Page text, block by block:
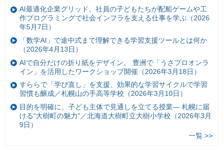
AI最適化企業グリッド、社員の子どもたちが配船ゲームや工
作プログラミングで社会インフラを支える仕事を学ぶ（2026
年5月7日）
「数学AI」で途中式まで理解できる学習支援ツールとは何か
（2026年4月13日）
AIで自分だけの折り紙をデザイン、 豊洲で「うさプロオンラ
イン」を活用したワークショップ開催（2026年3月18日）
すららで「学び直し」を支援、効果的な学習サイクルで学習
習慣も醸成／札幌山の手高等学校（2026年3月10日）
目的を明確に、子ども主体で見通しを立てる授業— 札幌に届
ける“大樹町の魅力”／北海道大樹町立大樹小学校（2026年3月
9日）
一覧 >>